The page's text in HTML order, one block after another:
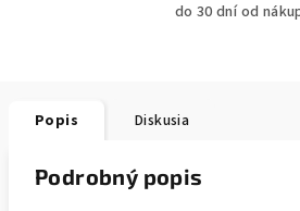
do 30 dní od
Popis Diskusia
Podrobný popis